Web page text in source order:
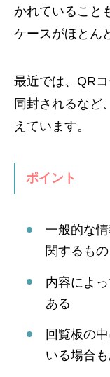
かれていること
ケースがほとん
最近では、QR
同封されるなど
えています。
ポイント
一般的な
関するもの
内容によ
ある
回覧板の
いる場合